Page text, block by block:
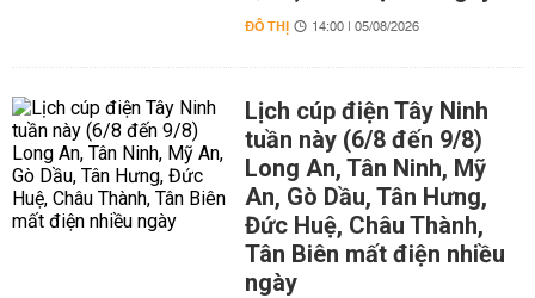
ĐÔ THỊ 14:00 | 05/08/2026
Lịch cúp điện Tây Ninh
tuần này (6/8 đến 9/8)
Long An, Tân Ninh, Mỹ
An, Gò Dầu, Tân Hưng,
Đức Huệ, Châu Thành,
Tân Biên mất điện nhiều
ngày